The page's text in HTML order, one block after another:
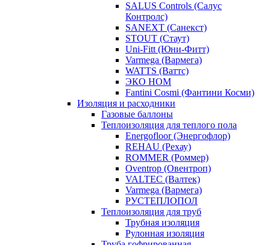
SALUS Controls (Салус
Контролс)
SANEXT (Санекст)
STOUT (Стаут)
Uni-Fitt (Юни-Фитт)
Varmega (Вармега)
WATTS (Ваттс)
ЭКО НОМ
Fantini Cosmi (Фантини Косми)
Изоляция и расходники
Газовые баллоны
Теплоизоляция для теплого пола
Energofloor (Энергофлор)
REHAU (Рехау)
ROMMER (Роммер)
Oventrop (Овентроп)
VALTEC (Валтек)
Varmega (Вармега)
РУСТЕПЛОПОЛ
Теплоизоляция для труб
Трубная изоляция
Рулонная изоляция